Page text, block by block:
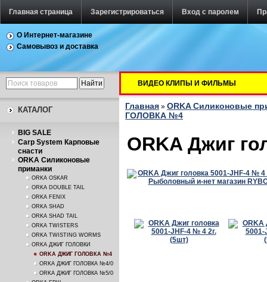
Главная страница Зарегистрироваться Вход с паролем
О Интернет-магазине
Самовывоз и доставка
КАТАЛОГ
BIG SALE
Carp System Карповые
снасти
ORKA Силиконовые
приманки
ORKA OSKAR
ORKA DOUBLE TAIL
ORKA FENIX
ORKA SHAD
ORKA SHAD TAIL
ORKA TWISTERS
ORKA TWISTING WORMS
ORKA ДЖИГ ГОЛОВКИ
ORKA ДЖИГ ГОЛОВКА №4
ORKA ДЖИГ ГОЛОВКА №4/0
ORKA ДЖИГ ГОЛОВКА №5/0
ВИДЕО КЛИПЫ И ФИЛЬМЫ
Главная » ORKA Силиконовые
ГОЛОВКА №4
ORKA Джиг